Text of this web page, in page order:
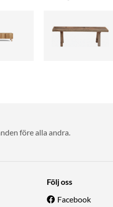
före alla andra.
Följ oss
Facebook